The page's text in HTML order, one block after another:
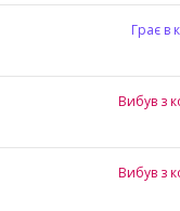
Грає в
Вибув з
Вибув з